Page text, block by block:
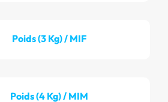
Poids (3 Kg) / MIF
Poids (4 Kg) / MIM